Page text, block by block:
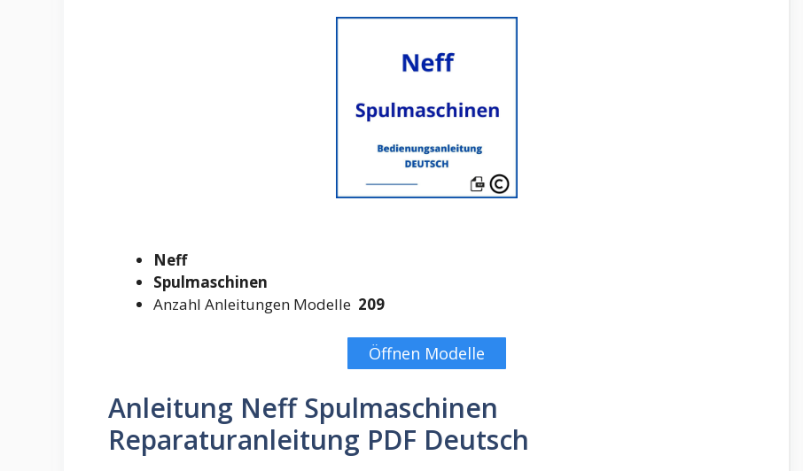
Neff
Spulmaschinen
Anzahl Anleitungen Modelle 209
Öffnen Modelle
Anleitung Neff Spulmaschinen
Reparaturanleitung PDF Deutsch